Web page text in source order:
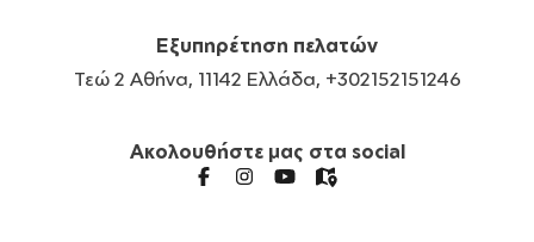
Εξυπηρέτηση πελατών
Τεώ 2 Αθήνα, 11142 Ελλάδα, +302152151246
Ακολουθήστε μας στα social